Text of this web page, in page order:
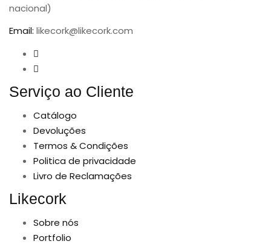
nacional)
Email: likecork@likecork.com
Serviço ao Cliente
Catálogo
Devoluções
Termos & Condições
Politica de privacidade
Livro de Reclamações
Likecork
Sobre nós
Portfolio